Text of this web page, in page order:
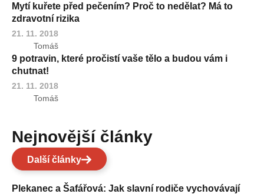
Mytí kuřete před pečením? Proč to nedělat? Má to
zdravotní rizika
21. 11. 2018
Tomáš
9 potravin, které pročistí vaše tělo a budou vám i
chutnat!
21. 11. 2018
Tomáš
Nejnovější články
Další články
Plekanec a Šafářová: Jak slavní rodiče vychovávají